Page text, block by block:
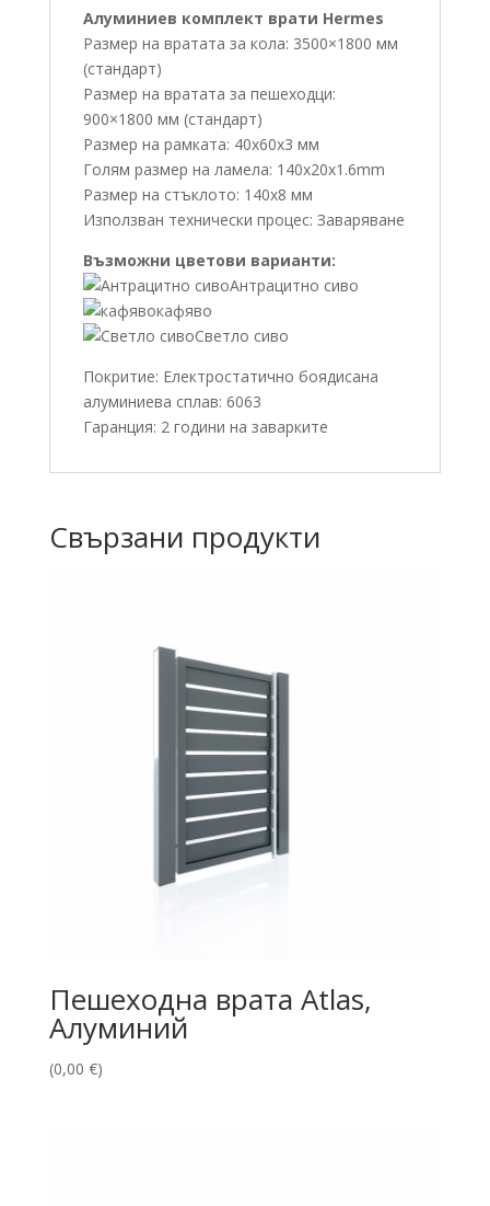
Алуминиев комплект врати Hermes
Размер на вратата за кола: 3500×1800 мм
(стандарт)
Размер на вратата за пешеходци:
900×1800 мм (стандарт)
Размер на рамката: 40х60х3 мм
Голям размер на ламела: 140x20x1.6mm
Размер на стъклото: 140х8 мм
Използван технически процес: Заваряване
Възможни цветови варианти:
Антрацитно сиво
кафяво
Светло сиво
Покритие: Електростатично боядисана
алуминиева сплав: 6063
Гаранция: 2 години на заварките
Свързани продукти
Пешеходна врата Atlas,
Алуминий
(0,00 €)